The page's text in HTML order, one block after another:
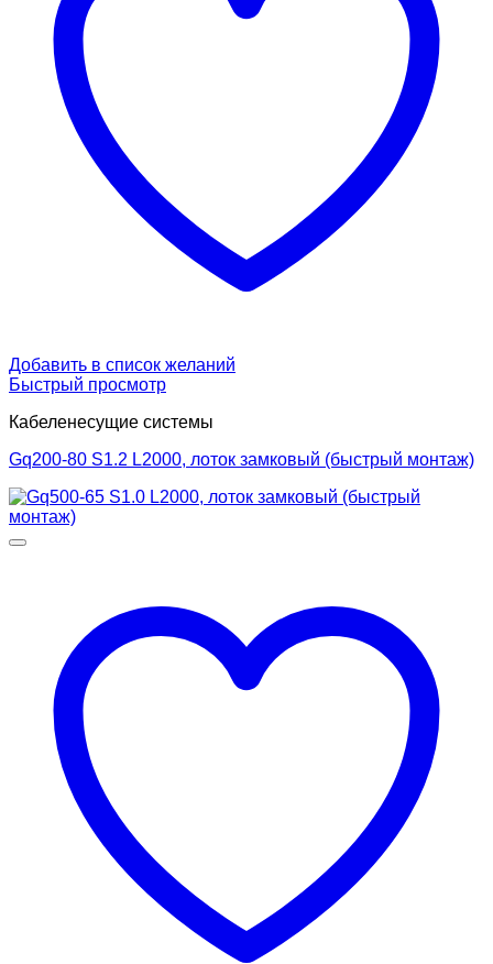
Добавить в список желаний
Быстрый просмотр
Кабеленесущие системы
Gq200-80 S1.2 L2000, лоток замковый (быстрый монтаж)